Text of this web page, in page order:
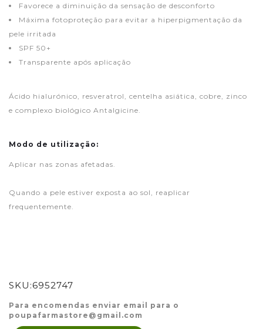
Favorece a diminuição da sensação de desconforto
Máxima fotoproteção para evitar a hiperpigmentação da
pele irritada
SPF 50+
Transparente após aplicação
Ácido hialurónico, resveratrol, centelha asiática, cobre, zinco
e complexo biológico Antalgicine.
Modo de utilização:
Aplicar nas zonas afetadas.
Quando a pele estiver exposta ao sol, reaplicar
frequentemente.
SKU:6952747
Para encomendas enviar email para o
poupafarmastore@gmail.com